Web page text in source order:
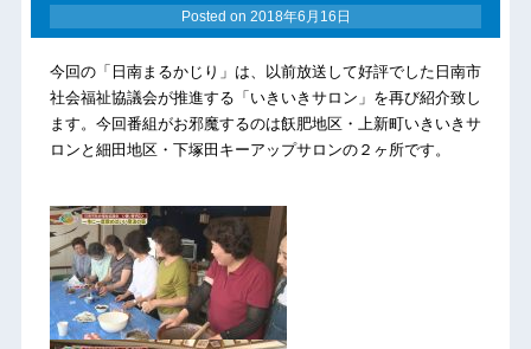
Posted on 2018年6月16日
今回の「日南まるかじり」は、以前放送して好評でした日南市
社会福祉協議会が推進する「いきいきサロン」を再び紹介致し
ます。今回番組がお邪魔するのは飫肥地区・上新町いきいきサ
ロンと細田地区・下塚田キーアップサロンの２ヶ所です。